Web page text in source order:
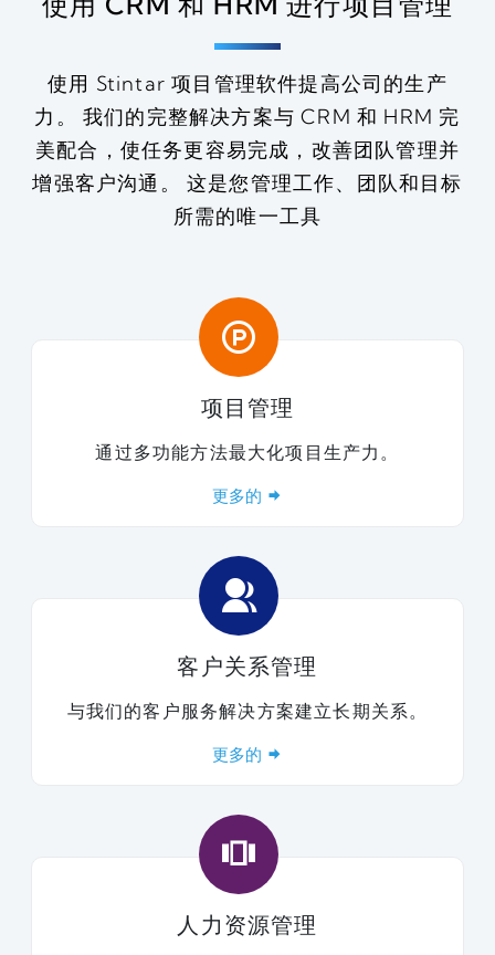
使用 Stintar 项目管理软件提高公司的生产
力。 我们的完整解决方案与 CRM 和 HRM 完
美配合，使任务更容易完成，改善团队管理并
增强客户沟通。 这是您管理工作、团队和目标
所需的唯一工具
项目管理
通过多功能方法最大化项目生产力。
更多的
客户关系管理
与我们的客户服务解决方案建立长期关系。
更多的
人力资源管理